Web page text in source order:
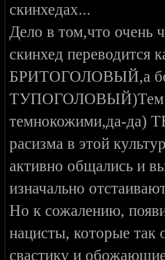
скинхедах...
Дело в том,что очень
скинхед
БРИТОГОЛОВЫЙ,а
ТУПОГОЛОВЫЙ)Тем
темнокожими,да-да)
расизма в этой
активно общались и
изначально
Но к сожалению,
нацисты, которые так
свастику и